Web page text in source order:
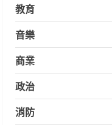
教育
音樂
商業
政治
消防